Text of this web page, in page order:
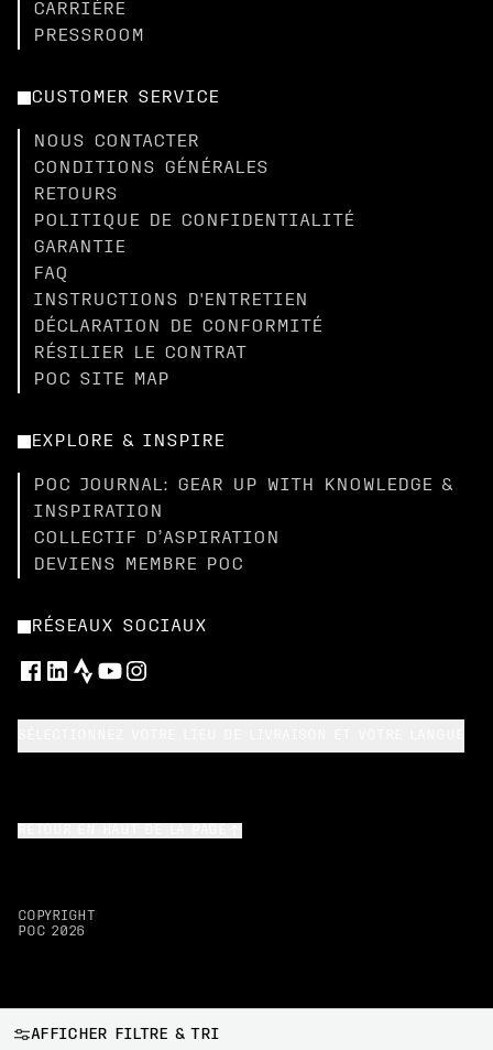
AFFICHER FILTRE & TRI
CARRIÈRE
PRESSROOM
CUSTOMER SERVICE
NOUS CONTACTER
CONDITIONS GÉNÉRALES
RETOURS
POLITIQUE DE CONFIDENTIALITÉ
GARANTIE
FAQ
INSTRUCTIONS D'ENTRETIEN
DÉCLARATION DE CONFORMITÉ
RÉSILIER LE CONTRAT
POC SITE MAP
EXPLORE & INSPIRE
POC JOURNAL: GEAR UP WITH KNOWLEDGE &
INSPIRATION
COLLECTIF D’ASPIRATION
DEVIENS MEMBRE POC
RÉSEAUX SOCIAUX
COPYRIGHT
POC 2026